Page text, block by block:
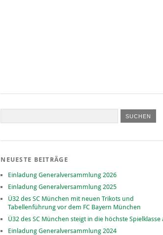
NEUESTE BEITRÄGE
Einladung Generalversammlung 2026
Einladung Generalversammlung 2025
Ü32 des SC München mit neuen Trikots und
Tabellenführung vor dem FC Bayern München
Ü32 des SC München steigt in die höchste Spielklasse
Einladung Generalversammlung 2024